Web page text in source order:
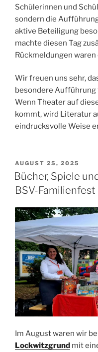
Schülerinnen und
sondern die
aktive Beteiligung
machte diesen Tag
Rückmeldungen
Wir freuen uns sehr,
besondere
Wenn Theater auf
kommt, wird Literatur
eindrucksvolle Weise
VERÖFFENTLICHT
AM
AUGUST 25, 2025
Bücher, Spiele
BSV-Familienfest
Im August waren wir
Lockwitzgrund mit